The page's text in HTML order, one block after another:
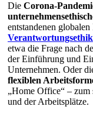
Die Corona-
entstandenen
Verantwortungsethik
etwa die Frage nach
der Einführung und
Unternehmen. Oder
flexiblen
„Home Office“ – zum
und der Arbeitsplätze.